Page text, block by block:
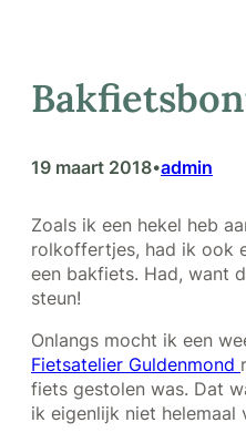
19 maart 2018•admin
Zoals ik een hekel heb
rolkoffertjes, had ik ook
een bakfiets. Had, want
steun!
Onlangs mocht ik een
Fietsatelier Guldenmond
fiets gestolen was. Dat
ik eigenlijk niet helemaal